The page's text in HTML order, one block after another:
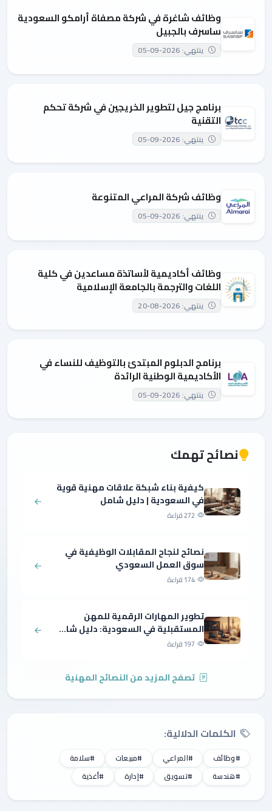
وظائف شاغرة في شركة مصفاة أرامكو السعودية
ساسرف بالجبيل
ينتهي: 2026-09-05
برنامج جيل لتطوير الخريجين في شركة تحكم
التقنية
ينتهي: 2026-09-05
وظائف شركة المراعي المتنوعة
ينتهي: 2026-09-05
وظائف أكاديمية لأساتذة مساعدين في كلية
اللغات والترجمة بالجامعة الإسلامية
ينتهي: 2026-08-20
برنامج الدبلوم المبتدئ بالتوظيف للنساء في
الأكاديمية الوطنية الرائدة
ينتهي: 2026-09-05
نصائح تهمك
كيفية بناء شبكة علاقات مهنية قوية
في السعودية | دليل شامل
272 قراءة
نصائح لنجاح المقابلات الوظيفية في
سوق العمل السعودي
174 قراءة
تطوير المهارات الرقمية للمهن
المستقبلية في السعودية: دليل شا...
197 قراءة
تصفح المزيد من النصائح المهنية
الكلمات الدلالية:
#وظائف #المراعي #مبيعات
#سلامة
#هندسة
#تسويق #إدارة #أغذية